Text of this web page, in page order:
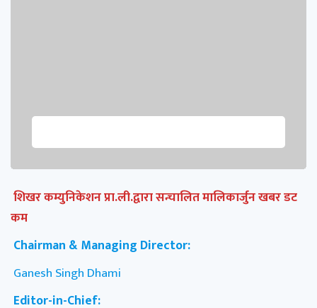
शिखर कम्युनिकेशन प्रा.ली.द्वारा सन्चालित मालिकार्जुन खबर डट
कम
Chairman & Managing Director:
Ganesh Singh Dhami
Editor-in-Chief: